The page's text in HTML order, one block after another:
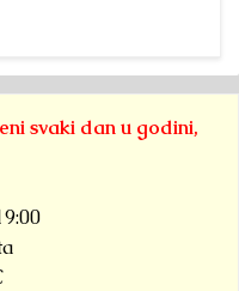
svaki dan u godini,